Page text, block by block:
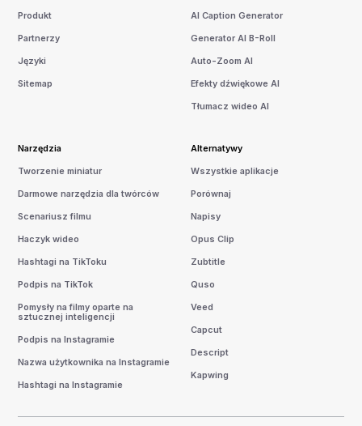
Produkt
Partnerzy
Języki
Sitemap
AI Caption Generator
Generator AI B-Roll
Auto-Zoom AI
Efekty dźwiękowe AI
Tłumacz wideo AI
Narzędzia
Tworzenie miniatur
Darmowe narzędzia dla twórców
Scenariusz filmu
Haczyk wideo
Hashtagi na TikToku
Podpis na TikTok
Pomysły na filmy oparte na
sztucznej inteligencji
Podpis na Instagramie
Nazwa użytkownika na Instagramie
Hashtagi na Instagramie
Alternatywy
Wszystkie aplikacje
Porównaj
Napisy
Opus Clip
Zubtitle
Quso
Veed
Capcut
Descript
Kapwing